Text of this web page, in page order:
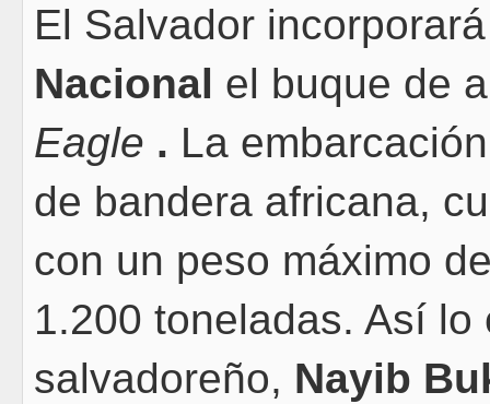
El Salvador
Nacional el buque de
Eagle . La
de bandera africana,
con un peso máximo
1.200 toneladas. Así
salvadoreño, Nayib